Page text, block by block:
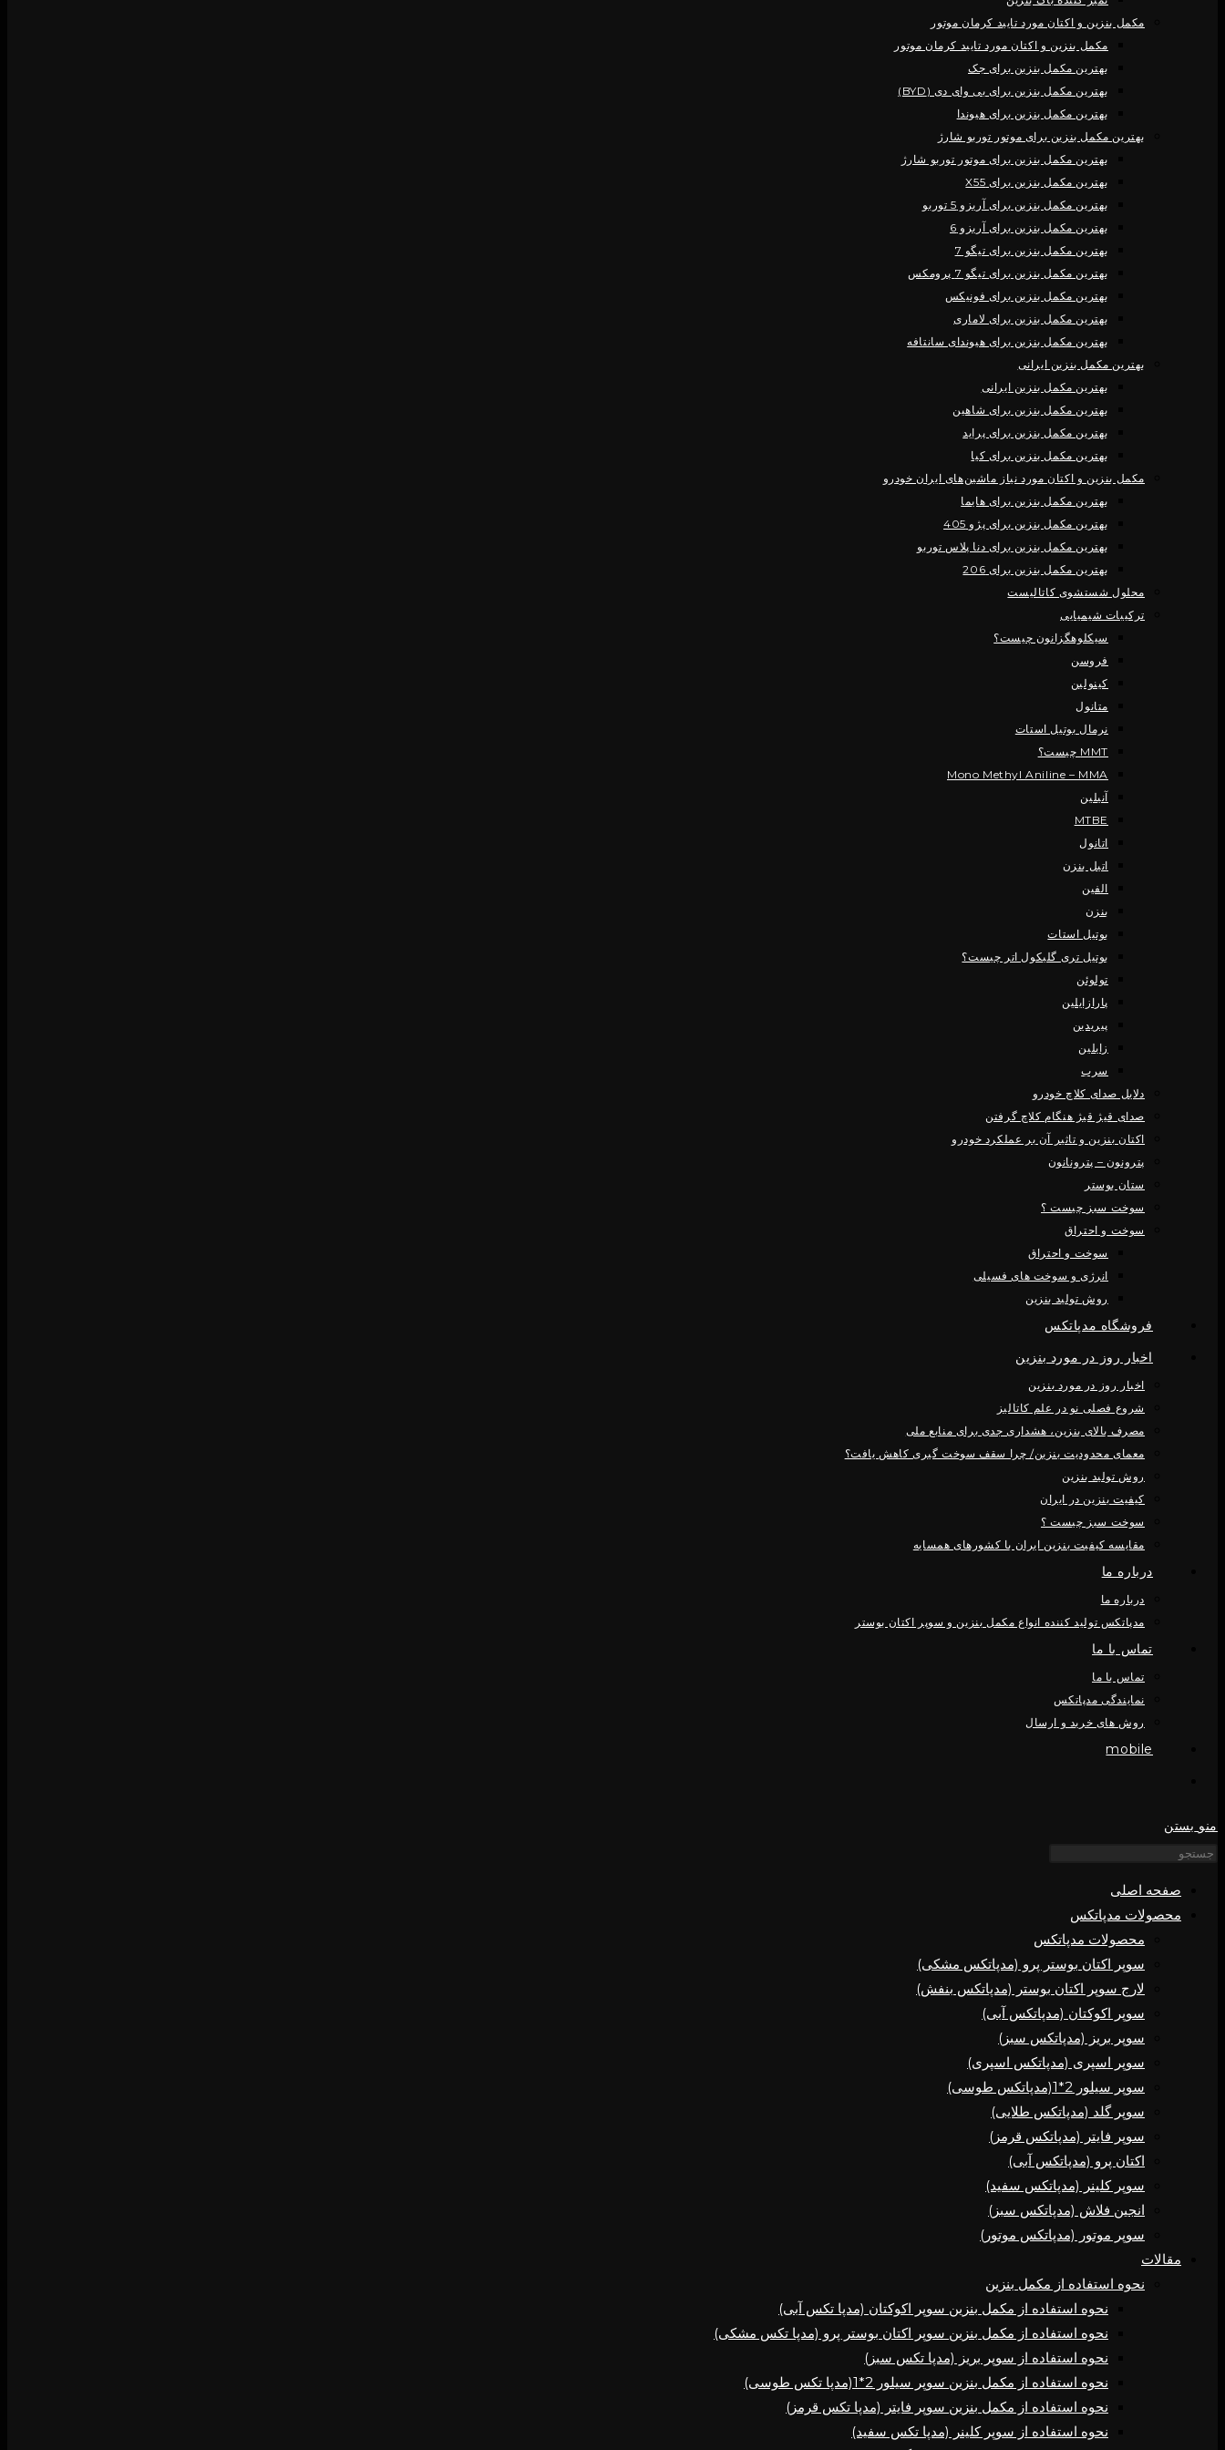
مکمل بنزین و اکتان مورد تایید کرمان موتور
مکمل بنزین و اکتان مورد تایید کرمان موتور
بهترین مکمل بنزین برای جک
بهترین مکمل بنزین برای بی وای دی (BYD)
بهترین مکمل بنزین برای هیوندا
بهترین مکمل بنزین برای موتور توربو شارژ
بهترین مکمل بنزین برای موتور توربو شارژ
بهترین مکمل بنزین برای X55
بهترین مکمل بنزین برای آریزو 5 توربو
بهترین مکمل بنزین برای آریزو 6
بهترین مکمل بنزین برای تیگو 7
بهترین مکمل بنزین برای تیگو 7 پرومکس
بهترین مکمل بنزین برای فونیکس
بهترین مکمل بنزین برای لاماری
بهترین مکمل بنزین برای هیوندای سانتافه
بهترین مکمل بنزین ایرانی
بهترین مکمل بنزین ایرانی
بهترین مکمل بنزین برای شاهین
بهترین مکمل بنزین برای پراید
بهترین مکمل بنزین برای کیا
مکمل بنزین و اکتان مورد نیاز ماشین‌های ایران خودرو
بهترین مکمل بنزین برای هایما
بهترین مکمل بنزین برای پژو 405
بهترین مکمل بنزین برای دنا پلاس توربو
بهترین مکمل بنزین برای 206
محلول شستشوی کاتالیست
ترکیبات شیمیایی
سیکلوهگزانون چیست؟
فروسن
کینولین
متانول
نرمال بوتیل استات
MMT چیست؟
Mono Methyl Aniline – MMA
آنیلین
MTBE
اتانول
اتیل بنزن
الفین
بنزن
بوتیل استات
بوتیل تری گلیکول اتر چیست؟
تولوئن
پارازایلین
پیریدین
زایلین
سرب
دلایل صدای کلاچ خودرو
صدای قیژ قیژ هنگام کلاچ گرفتن
اکتان بنزین و تاثیر آن بر عملکرد خودرو
پترونون – پترونانون
ستان بوستر
سوخت سبز چیست ؟
سوخت و احتراق
سوخت و احتراق
انرژی و سوخت های فسیلی
روش تولید بنزین
فروشگاه مدپاتکس
اخبار روز در مورد بنزین
اخبار روز در مورد بنزین
شروع فصلی نو در علم کاتالیز
مصرف بالای بنزین، هشداری جدی برای منابع ملی
معمای محدودیت بنزین/ چرا سقف سوخت گیری کاهش یافت؟
روش تولید بنزین
کیفیت بنزین در ایران
سوخت سبز چیست ؟
مقایسه کیفیت بنزین ایران با کشورهای همسایه
درباره ما
درباره ما
مدپاتکس تولید کننده انواع مکمل بنزین و سوپر اکتان بوستر
تماس با ما
تماس با ما
نمایندگی مدپاتکس
روش های خرید و ارسال
mobile
منو بستن
صفحه اصلی
محصولات مدپاتکس
محصولات مدپاتکس
سوپر اکتان بوستر پرو (مدپاتکس مشکی)
لارج سوپر اکتان بوستر (مدپاتکس بنفش)
سوپر اکوکتان (مدپاتکس آبی)
سوپر بریز (مدپاتکس سبز)
سوپر اسپری (مدپاتکس اسپری)
سوپر سیلور 2*1(مدپاتکس طوسی)
سوپر گلد (مدپاتکس طلایی)
سوپر فایتر (مدپاتکس قرمز)
اکتان پرو (مدپاتکس آبی)
سوپر کلینر (مدپاتکس سفید)
انجین فلاش (مدپاتکس سبز)
سوپر موتور (مدپاتکس موتور)
مقالات
نحوه استفاده از مکمل بنزین
نحوه استفاده از مکمل بنزین سوپر اکوکتان (مدپا تکس آبی)
نحوه استفاده از مکمل بنزین سوپر اکتان بوستر پرو (مدپا تکس مشکی)
نحوه استفاده از سوپر بریز (مدپا تکس سبز)
نحوه استفاده از مکمل بنزین سوپر سیلور 2*1(مدپا تکس طوسی)
نحوه استفاده از مکمل بنزین سوپر فایتر (مدپا تکس قرمز)
نحوه استفاده از سوپر کلینر (مدپا تکس سفید)